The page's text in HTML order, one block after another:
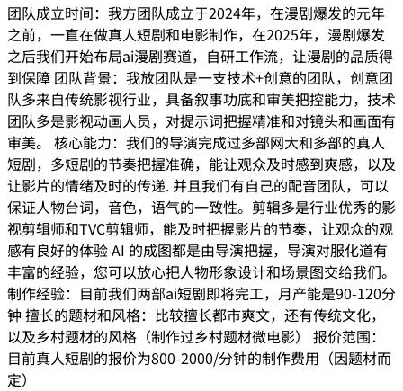
团队成立时间：我方团队成立于2024年，在漫剧爆发的元年
之前，一直在做真人短剧和电影制作，在2025年，漫剧爆发
之后我们开始布局ai漫剧赛道，自研工作流，让漫剧的品质得
到保障 团队背景：我放团队是一支技术+创意的团队，创意团
队多来自传统影视行业，具备叙事功底和审美把控能力，技术
团队多是影视动画人员，对提示词把握精准和对镜头和画面有
审美。 核心能力：我们的导演完成过多部网大和多部的真人
短剧，多短剧的节奏把握准确，能让观众及时感到爽感，以及
让影片的情绪及时的传递. 并且我们有自己的配音团队，可以
保证人物台词，音色，语气的一致性。剪辑多是行业优秀的影
视剪辑师和TVC剪辑师，能及时把握影片的节奏，让观众的观
感有良好的体验 AI 的成图都是由导演把握，导演对服化道有
丰富的经验，您可以放心把人物形象设计和场景图交给我们。
制作经验：目前我们两部ai短剧即将完工，月产能是90-120分
钟 擅长的题材和风格：比较擅长都市爽文，还有传统文化，
以及乡村题材的风格（制作过乡村题材微电影） 报价范围：
目前真人短剧的报价为800-2000/分钟的制作费用（因题材而
定）